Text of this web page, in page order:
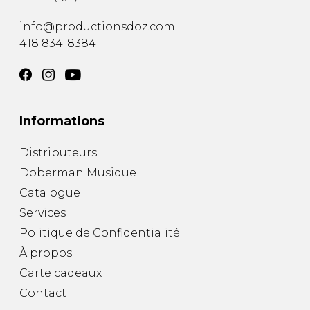
info@productionsdoz.com
418 834-8384
Informations
Distributeurs
Doberman Musique
Catalogue
Services
Politique de Confidentialité
À propos
Carte cadeaux
Contact